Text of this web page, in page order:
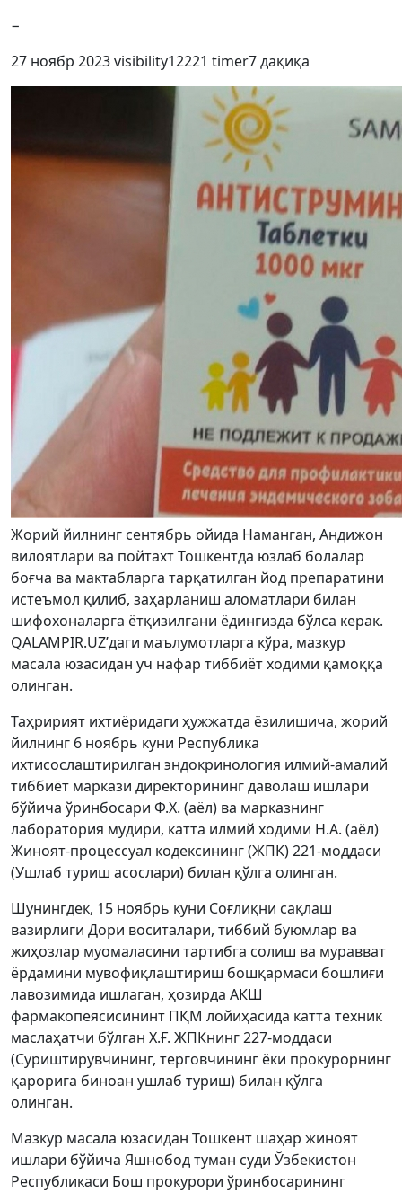
−
27 ноябр 2023visibility12221 timer7 дақиқа
Жорий йилнинг сентябрь ойида Наманган, Андижон
вилоятлари ва пойтахт Тошкентда юзлаб болалар
боғча ва мактабларга тарқатилган йод препаратини
истеъмол қилиб, заҳарланиш аломатлари билан
шифохоналарга ётқизилгани ёдингизда бўлса керак.
QALAMPIR.UZ’даги маълумотларга кўра, мазкур
масала юзасидан уч нафар тиббиёт ходими қамоққа
олинган.
Таҳририят ихтиёридаги ҳужжатда ёзилишича, жорий
йилнинг 6 ноябрь куни Республика
ихтисослаштирилган эндокринология илмий-амалий
тиббиёт маркази директорининг даволаш ишлари
бўйича ўринбосари Ф.Х. (аёл) ва марказнинг
лаборатория мудири, катта илмий ходими Н.А. (аёл)
Жиноят-процессуал кодексининг (ЖПК) 221-моддаси
(Ушлаб туриш асослари) билан қўлга олинган.
Шунингдек, 15 ноябрь куни Соғлиқни сақлаш
вазирлиги Дори воситалари, тиббий буюмлар ва
жиҳозлар муомаласини тартибга солиш ва муравват
ёрдамини мувофиқлаштириш бошқармаси бошлиғи
лавозимида ишлаган, ҳозирда АКШ
фармакопеясисининт ПҚМ лойиҳасида катта техник
маслаҳатчи бўлган Х.Ғ. ЖПКнинг 227-моддаси
(Суриштирувчининг, терговчининг ёки прокурорнинг
қарорига биноан ушлаб туриш) билан қўлга
олинган.
Мазкур масала юзасидан Тошкент шаҳар жиноят
ишлари бўйича Яшнобод туман суди Ўзбекистон
Республикаси Бош прокурори ўринбосарининг